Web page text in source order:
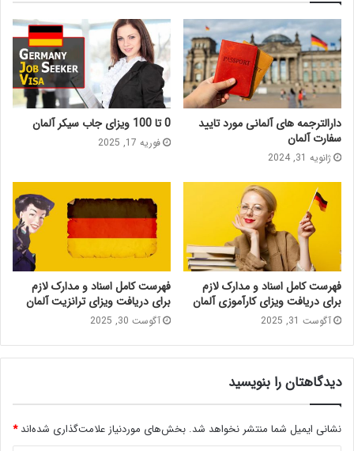
دارالترجمه‌ های آلمانی مورد تایید
سفارت آلمان
ژانویه 31, 2024
0 تا 100 ویزای جاب سیکر آلمان
فوریه 17, 2025
فهرست کامل اسناد و مدارک لازم
برای دریافت ویزای کارآموزی آلمان
آگوست 31, 2025
فهرست کامل اسناد و مدارک لازم
برای دریافت ویزای ترانزیت آلمان
آگوست 30, 2025
دیدگاهتان را بنویسید
نشانی ایمیل شما منتشر نخواهد شد. بخش‌های موردنیاز علامت‌گذاری شده‌اند*